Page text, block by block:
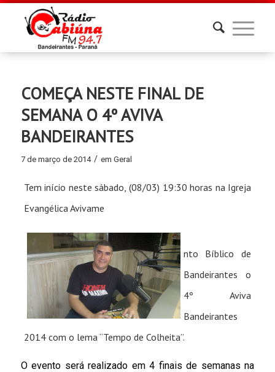
COMEÇA NESTE FINAL DE
SEMANA O 4º AVIVA
BANDEIRANTES
7 de março de 2014 / em Geral
Tem início neste sábado, (08/03) 19:30 horas na Igreja
Evangélica Avivame
nto Bíblico de
Bandeirantes o
4º Aviva
Bandeirantes
2014 com o lema “Tempo de Colheita”.
O evento será realizado em 4 finais de semanas na